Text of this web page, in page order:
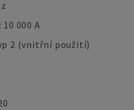
000 A
2 (vnitřní použití)